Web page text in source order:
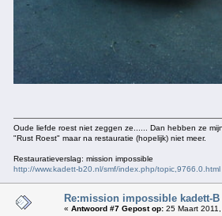
Oude liefde roest niet zeggen ze...... Dan hebben ze
"Rust Roest" maar na restauratie (hopelijk) niet meer.
Restauratieverslag: mission impossible
http://www.kadett-b20.nl/smf/index.php/topic,9766.0.html
Re:mission impossible kadett-B
« Antwoord #7 Gepost op: 25 Maart